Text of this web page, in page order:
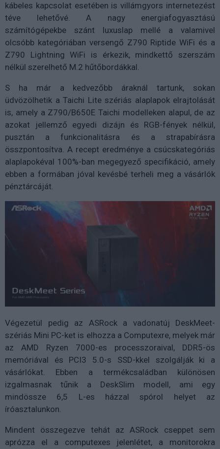
kábeles kapcsolat esetében is villámgyors internetezést
téve lehetővé. A nagy energiafogyasztású
számítógépekbe szánt luxuslap mellé a valamivel
olcsóbb kategóriában versengő Z790 Riptide WiFi és a
Z790 Lightning WiFi is érkezik, mindkettő szerszám
nélkül szerelhető M.2 hűtőbordákkal.
S ha már a kedvezőbb áraknál tartunk, sokan
üdvözölhetik a Taichi Lite szériás alaplapok elrajtolását
is, amely a Z790/B650E Taichi modelleken alapul, de az
azokat jellemző egyedi dizájn és RGB-fények nélkül,
pusztán a funkcionalitásra és a strapabírásra
összpontosítva. A recept eredménye a csúcskategóriás
alaplapokéval 100%-ban megegyező specifikáció, amely
ebben a formában jóval kevésbé terheli meg a vásárlók
pénztárcáját.
Végezetül pedig az ASRock a vadonatúj DeskMeet-
szériás Mini PC-ket is elhozza a Computexre, melyek már
az AMD Ryzen 7000-es processzoraival, DDR5-ös
memóriával és PCI3 5.0-s SSD-kkel szolgálják ki a
vásárlókat. Ebben a termékcsaládban különösen
izgalmasnak tűnik a DeskSlim modell, ami egy
mindössze 6,5 L-es házzal spórol helyet az
íróasztalunkon.
Mindent összegezve tehát az ASRock cseppet sem
aprózza el a computexes jelenlétet, a monitorokra